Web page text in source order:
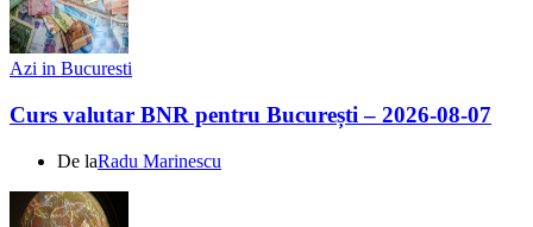
Azi in Bucuresti
Curs valutar BNR pentru București – 2026-08-07
De laRadu Marinescu